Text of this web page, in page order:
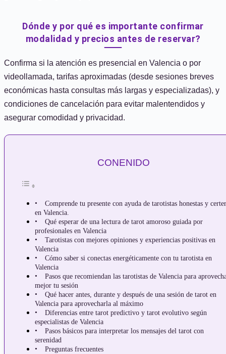
Dónde y por qué es importante confirmar
modalidad y precios antes de reservar?
Confirma si la atención es presencial en Valencia o por
videollamada, tarifas aproximadas (desde sesiones breves
económicas hasta consultas más largas y especializadas), y
condiciones de cancelación para evitar malentendidos y
asegurar comodidad y privacidad.
CONENIDO
Comprende tu presente con ayuda de tarotistas honestas y
en Valencia.
Qué esperar de una lectura de tarot amoroso guiada por
profesionales en Valencia
Tarotistas con mejores opiniones y experiencias positivas en
Valencia
Cómo saber si conectas energéticamente con tu tarotista en
Valencia
Pasos que recomiendan las tarotistas de Valencia para
mejor tu sesión
Qué hacer antes, durante y después de una sesión de tarot en
Valencia para aprovecharla al máximo
Diferencias entre tarot predictivo y tarot evolutivo según
especialistas de Valencia
Pasos básicos para interpretar los mensajes del tarot con
serenidad
Preguntas frecuentes